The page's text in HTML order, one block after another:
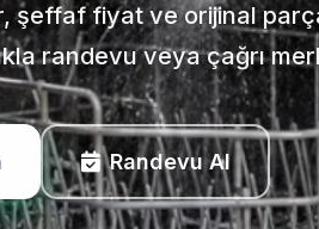
şeffaf fiyat ve orijinal
randevu veya çağrı
Randevu Al